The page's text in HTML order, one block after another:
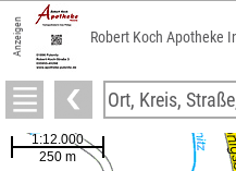
Anzeigen Robert Koch Apotheke